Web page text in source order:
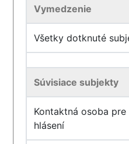
Vymedzenie
Všetky dotknuté
Súvisiace subjekty
Kontaktná osoba
hlásení